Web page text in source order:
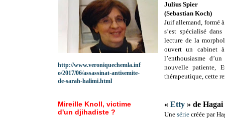
Julius Spier
(Sebastian Koch)
Juif allemand, formé
s’est spécialisé
lecture de la
ouvert un cabinet
l’enthousiasme
nouvelle patiente,
thérapeutique, cette
« Etty » de
Une série créée par
http://www.veroniquechemla.inf
o/2017/06/assassinat-antisemite-
de-sarah-halimi.html
Mireille Knoll, victime
d'un djihadiste ?